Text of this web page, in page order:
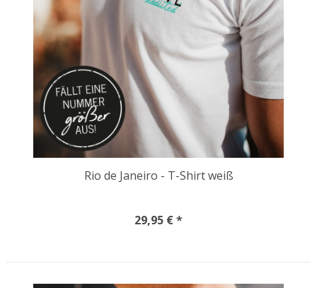
Rio de Janeiro - T-Shirt weiß
29,95 € *